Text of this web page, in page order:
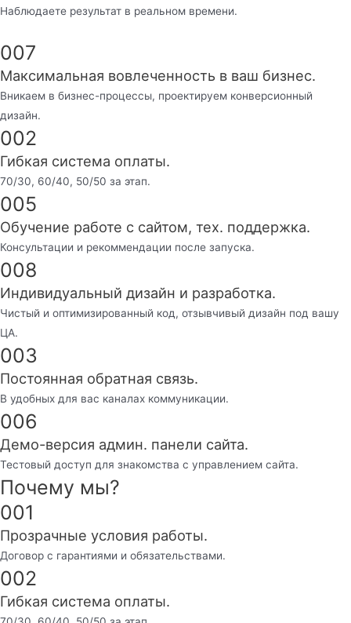
Наблюдаете результат в реальном времени.
007
Максимальная вовлеченность в ваш бизнес.
Вникаем в бизнес-процессы, проектируем конверсионный
дизайн.
002
Гибкая система оплаты.
70/30, 60/40, 50/50 за этап.
005
Обучение работе с сайтом, тех. поддержка.
Консультации и рекоммендации после запуска.
008
Индивидуальный дизайн и разработка.
Чистый и оптимизированный код, отзывчивый дизайн под вашу
ЦА.
003
Постоянная обратная связь.
В удобных для вас каналах коммуникации.
006
Демо-версия админ. панели сайта.
Тестовый доступ для знакомства с управлением сайта.
Почему мы?
001
Прозрачные условия работы.
Договор с гарантиями и обязательствами.
002
Гибкая система оплаты.